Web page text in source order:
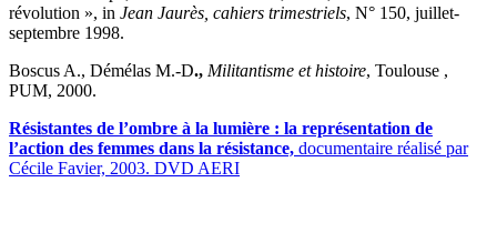
révolution », in Jean Jaurès, cahiers trimestriels, N° 150, juillet-
septembre 1998.
Boscus A., Démélas M.-D., Militantisme et histoire, Toulouse ,
PUM, 2000.
Résistantes de l’ombre à la lumière : la représentation de
l’action des femmes dans la résistance, documentaire réalisé par
Cécile Favier, 2003. DVD AERI